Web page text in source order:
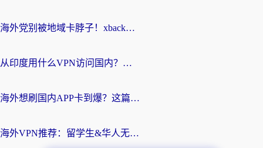
海外党别被地域卡脖子！xback回国加速器选择全攻略，轻松刷剧玩国服
从印度用什么VPN访问国内？海外党亲测的无缝回国上网指南
海外想刷国内APP卡到爆？这篇海外访问国内服务器加速指南帮你解决所有问题
海外VPN推荐：留学生&华人无缝访问国内资源的避坑指南